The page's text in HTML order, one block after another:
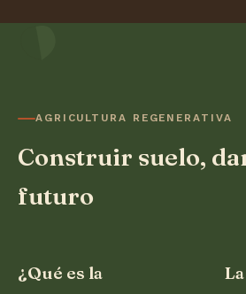
AGRICULTURA REGENERATIVA
Construir suelo,
futuro
¿Qué es la